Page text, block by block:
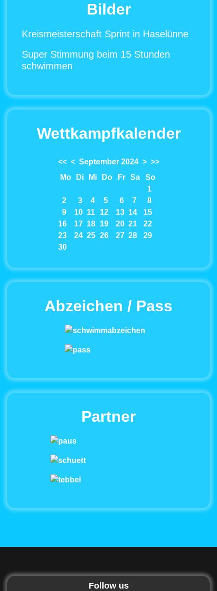
Bilder
Kreismeisterschaft Sprint in Haselünne
Super Stimmung beim 15 Stunden
schwimmen
Wettkampfkalender
<< < September 2024 > >>
Mo
Di Mi Do Fr Sa
So
1
2
3 4 5 6 7
8
9
10 11 12 13 14
15
16
17 18 19 20 21
22
23
24 25 26 27 28
29
30
Abzeichen / Pass
Partner
Follow us